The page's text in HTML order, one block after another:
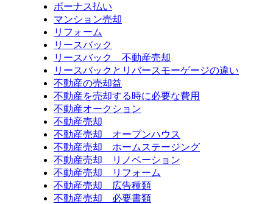
ボーナス払い
マンション売却
リフォーム
リースバック
リースバック 不動産売却
リースバックとリバースモーゲージの違い
不動産の売却益
不動産を売却する時に必要な費用
不動産オークション
不動産売却
不動産売却 オープンハウス
不動産売却 ホームステージング
不動産売却 リノベーション
不動産売却 リフォーム
不動産売却 広告種類
不動産売却 必要書類